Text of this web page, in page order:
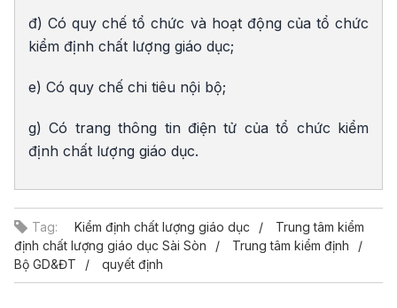
đ) Có quy chế tổ chức và hoạt động của tổ chức
kiểm định chất lượng giáo dục;
e) Có quy chế chi tiêu nội bộ;
g) Có trang thông tin điện tử của tổ chức kiểm
định chất lượng giáo dục.
Tag: Kiểm định chất lượng giáo dục
Trung tâm kiểm
định chất lượng giáo dục Sài Sòn
Trung tâm kiểm định
Bộ GD&ĐT
quyết định